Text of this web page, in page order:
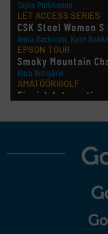
Tapio Pulkkanen
LET ACCESS SERIES
CSK Steel Women´S
Anna Backman, Katri
EPSON TOUR
Smoky Mountain
Kiira Riihijärvi
AMATÖÖRIGOLF
Finnish
Finnish
Staysure PGA
Kivitippu Classic